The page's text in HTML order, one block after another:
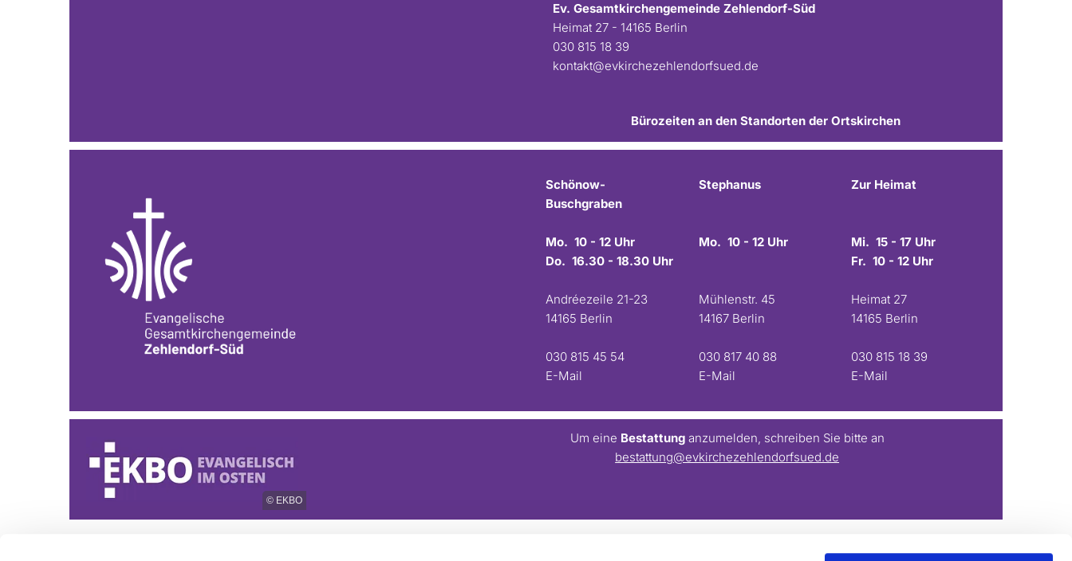
Ev. Gesamtkirchengemeinde Zehlendorf-Süd
Heimat 27 - 14165 Berlin
030 815 18 39
kontakt@evkirchezehlendorfsued.de
Bürozeiten an den Standorten der Ortskirchen
Schönow-
Buschgraben
Mo. 10 - 12 Uhr
Do. 16.30 - 18.30 Uhr
Andréezeile 21-23
14165 Berlin
030 815 45 54
E-Mail
Stephanus
Mo. 10 - 12 Uhr
Mühlenstr. 45
14167 Berlin
030 817 40 88
E-Mail
Zur Heimat
Mi. 15 - 17 Uhr
Fr. 10 - 12 Uhr
Heimat 27
14165 Berlin
030 815 18 39
E-Mail
© EKBO
Um eine Bestattunganzumelden, schreiben Sie bitte an
bestattung@evkirchezehlendorfsued.de